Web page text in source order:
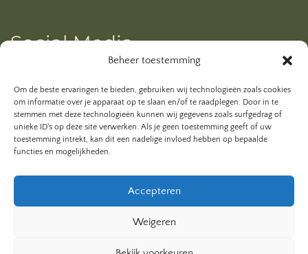
Beheer toestemming
Om de beste ervaringen te bieden, gebruiken wij technologieën zoals cookies
om informatie over je apparaat op te slaan en/of te raadplegen. Door in te
stemmen met deze technologieën kunnen wij gegevens zoals surfgedrag of
unieke ID's op deze site verwerken. Als je geen toestemming geeft of uw
toestemming intrekt, kan dit een nadelige invloed hebben op bepaalde
functies en mogelijkheden.
Accepteren
Weigeren
Social Media
Ben je al geabonneerd op mijn YouTube kanaal? Klik
hieronder.